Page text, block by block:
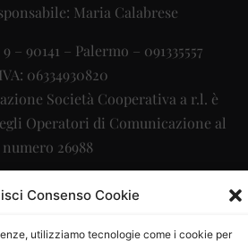
Consenso Cookie
utilizziamo tecnologie come i cookie per
Maria Calabrese
– 90141 – Palermo – 091335557
06334930820
Società Cooperativa a r.l. è
Operatori di Comunicazione al
numero 26988
Digitale srl info@ladigitale.it